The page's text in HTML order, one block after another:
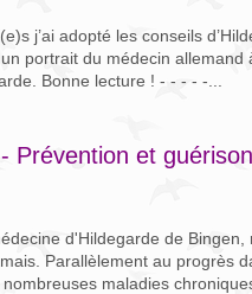
j’ai adopté les conseils
portrait du médecin allemand
Bonne lecture ! - - - - -...
Prévention et
d'Hildegarde de
Parallèlement au progrès
maladies